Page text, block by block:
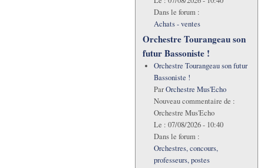
Dans le forum :
Achats - ventes
Orchestre Tourangeau son
futur Bassoniste !
Orchestre Tourangeau son futur
Bassoniste !
ParOrchestre Mus'Echo
Nouveau commentaire de :
Orchestre Mus'Echo
Le : 07/08/2026 - 10:40
Dans le forum :
Orchestres, concours,
professeurs, postes